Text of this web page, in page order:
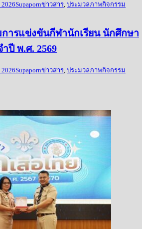
Supapornข่าวสาร, ประมวลภาพกิจกรรม
การแข่งขันกีฬานักเรียน นักศึกษา
ปี พ.ศ. 2569
Supapornข่าวสาร ประมวลภาพกิจกรรม